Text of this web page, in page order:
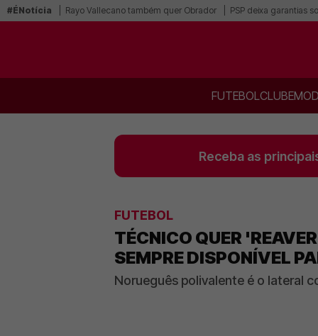
#ÉNotícia Rayo Vallecano também quer Obrador PSP deixa garantias
FUTEBOLCLUBE
Receba as
FUTEBOL
TÉCNICO QUER
SEMPRE DISPONÍVEL
Norueguês polivalente é o lateral